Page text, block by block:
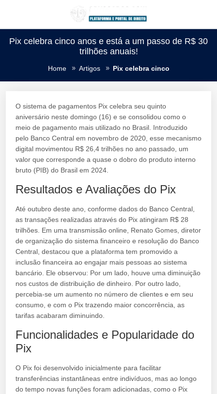
Pix celebra cinco anos e está a um passo de R$ 30
trilhões anuais!
Home Artigos Pix celebra cinco
O sistema de pagamentos Pix celebra seu quinto
aniversário neste domingo (16) e se consolidou como o
meio de pagamento mais utilizado no Brasil. Introduzido
pelo Banco Central em novembro de 2020, esse mecanismo
digital movimentou R$ 26,4 trilhões no ano passado, um
valor que corresponde a quase o dobro do produto interno
bruto (PIB) do Brasil em 2024.
Resultados e Avaliações do Pix
Até outubro deste ano, conforme dados do Banco Central,
as transações realizadas através do Pix atingiram R$ 28
trilhões. Em uma transmissão online, Renato Gomes, diretor
de organização do sistema financeiro e resolução do Banco
Central, destacou que a plataforma tem promovido a
inclusão financeira ao engajar mais pessoas ao sistema
bancário. Ele observou: Por um lado, houve uma diminuição
nos custos de distribuição de dinheiro. Por outro lado,
percebia-se um aumento no número de clientes e em seu
consumo, e com o Pix trazendo maior concorrência, as
tarifas acabaram diminuindo.
Funcionalidades e Popularidade do
Pix
O Pix foi desenvolvido inicialmente para facilitar
transferências instantâneas entre indivíduos, mas ao longo
do tempo novas funções foram adicionadas, como o Pix